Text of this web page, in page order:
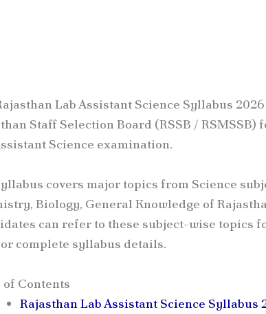
Lab Assistant Science Syllabus
Staff Selection Board (RSSB /
Science examination.
covers major topics from Science
Biology, General Knowledge of
can refer to these subject-wise topics
complete syllabus details.
of Contents
Rajasthan Lab Assistant Science Syllabus